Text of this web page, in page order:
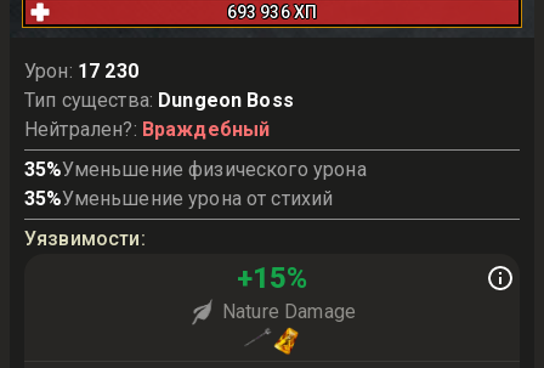
693 936ХП
Урон: 17 230
Тип существа: Dungeon Boss
Нейтрален?: Враждебный
35%Уменьшение физического урона
35%Уменьшение урона от стихий
Уязвимости:
+15%
Nature Damage